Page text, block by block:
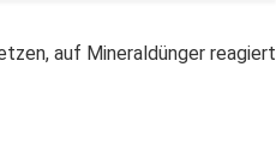
auf Mineraldünger reagiert